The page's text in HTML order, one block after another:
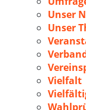
Unser
Unser
Vielfalt